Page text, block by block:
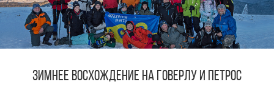
ЗИМНЕЕ ВОСХОЖДЕНИЕ НА ГОВЕРЛУ И ПЕТРОС